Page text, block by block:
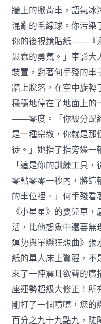
牆上的掀背車，語氣冰
混亂的毛線球。你污染
你的後視鏡貼紙——『
愚蠢的勇氣。」車影大
裝置，對著何手殘的車
牆上脫落，在空中旋轉
穩穩地停在了地面上的
——零度。「你被分配
是一種宗教，你就是那
徒。」她指了指旁邊一
「這是你的訓練工具
零點零零一秒內，將這
的車位裡。」何手殘看
《小星星》的嬰兒車
活，比他想象中還要無
運勢與單戀狂想曲》張
紙的單人床上驚醒，不
來了一陣震耳欲聾的廣
座運勢超級大修正！所
剛打了一個噴嚏，您的
百分之九十九點九，陡